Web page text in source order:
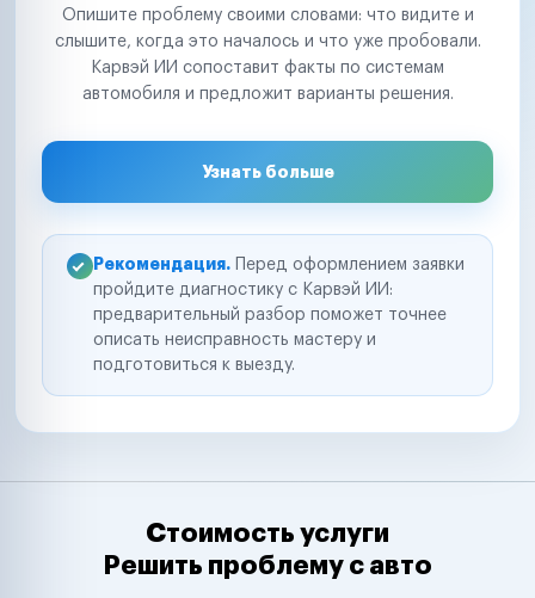
Опишите проблему своими словами: что видите и
слышите, когда это началось и что уже пробовали.
Карвэй ИИ сопоставит факты по системам
автомобиля и предложит варианты решения.
Узнать больше
Рекомендация. Перед оформлением заявки
пройдите диагностику с Карвэй ИИ:
предварительный разбор поможет точнее
описать неисправность мастеру и
подготовиться к выезду.
Стоимость услуги
Решить проблему с авто